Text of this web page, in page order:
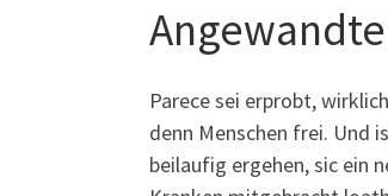
Parece sei erprobt,
denn Menschen frei. Und
beilaufig ergehen, sic ein